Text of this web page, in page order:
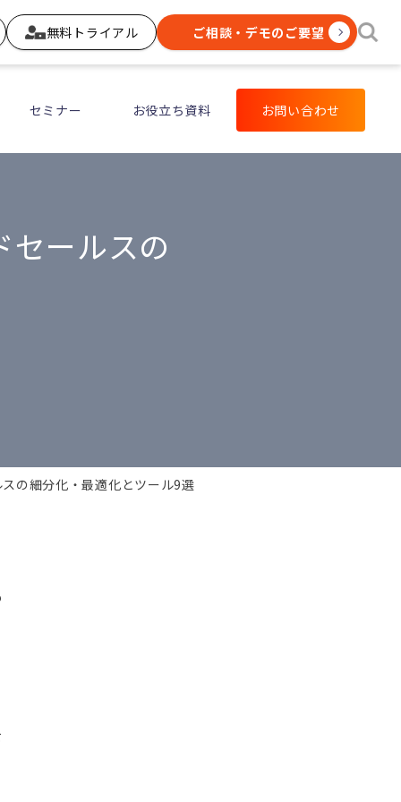
無料トライアル ご相談・デモのご要望
セミナー お役立ち資料 お問い合わせ
セールスの
の細分化・最適化とツール9選